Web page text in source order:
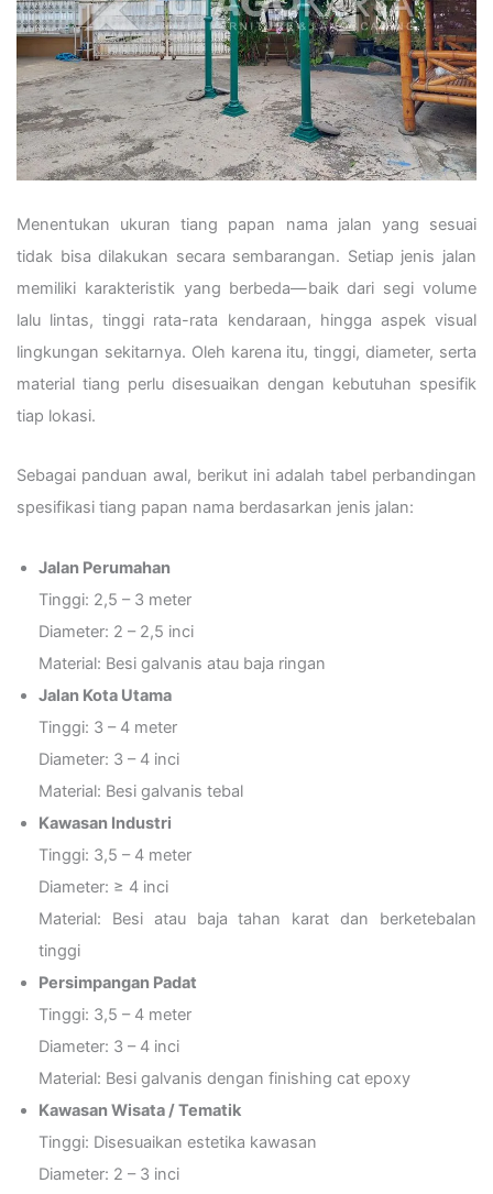
Menentukan ukuran tiang papan nama jalan yang sesuai
tidak bisa dilakukan secara sembarangan. Setiap jenis jalan
memiliki karakteristik yang berbeda—baik dari segi volume
lalu lintas, tinggi rata-rata kendaraan, hingga aspek visual
lingkungan sekitarnya. Oleh karena itu, tinggi, diameter, serta
material tiang perlu disesuaikan dengan kebutuhan spesifik
tiap lokasi.
Sebagai panduan awal, berikut ini adalah tabel perbandingan
spesifikasi tiang papan nama berdasarkan jenis jalan:
Jalan Perumahan
Tinggi: 2,5 – 3 meter
Diameter: 2 – 2,5 inci
Material: Besi galvanis atau baja ringan
Jalan Kota Utama
Tinggi: 3 – 4 meter
Diameter: 3 – 4 inci
Material: Besi galvanis tebal
Kawasan Industri
Tinggi: 3,5 – 4 meter
Diameter: ≥ 4 inci
Material: Besi atau baja tahan karat dan berketebalan
tinggi
Persimpangan Padat
Tinggi: 3,5 – 4 meter
Diameter: 3 – 4 inci
Material: Besi galvanis dengan finishing cat epoxy
Kawasan Wisata / Tematik
Tinggi: Disesuaikan estetika kawasan
Diameter: 2 – 3 inci